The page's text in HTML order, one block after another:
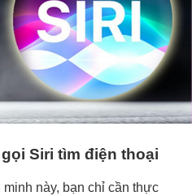
Siri tìm điện thoại
này, bạn chỉ cần thực